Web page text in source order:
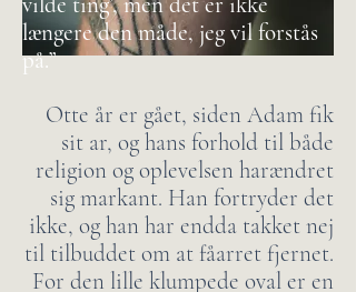
længere den måde, jeg vil forstås
på.”
Otte år er gået, siden Adam fik
sit ar, og hans forhold til både
religion og oplevelsen harændret
sig markant. Han fortryder det
ikke, og han har endda takket nej
til tilbuddet om at fåarret fjernet.
For den lille klumpede oval er en